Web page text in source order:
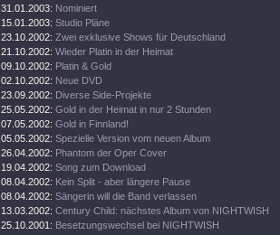
31.01.2003: Nominiert
15.01.2003: Studio Pläne
23.10.2002: Zwei exklusive Shows für Deutschland
21.10.2002: Wieder Platin in der Heimat
09.10.2002: Platin & Gold
02.10.2002: Neue DVD
23.09.2002: Diverse Side-Projekte
25.05.2002: Gold in der Heimat in nur 2 Stunden
07.05.2002: Gold in Finnland!
05.05.2002: Spezielle Version vom neuen Album
26.04.2002: Phantom der Oper Cover
19.04.2002: Song zum Download
08.04.2002: Kein Split - aber längere Pause
08.04.2002: Sängerin will die Band verlassen
13.03.2002: Century Child: nächstes Album von NIGHTWISH
25.10.2001: Besetzungswechsel bei NIGHTWISH